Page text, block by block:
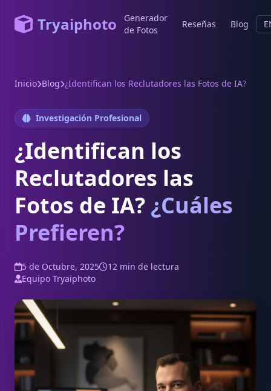
Tryaiphoto
Generador
de Fotos
Reseñas Blog
Inicio Blog ¿Identifican los Reclutadores las Fotos de IA?
Investigación Profesional
¿Identifican los
Reclutadores las
Fotos de IA? ¿Cuáles
Prefieren?
5 de Octubre, 2025
12 min de lectura
Equipo Tryaiphoto